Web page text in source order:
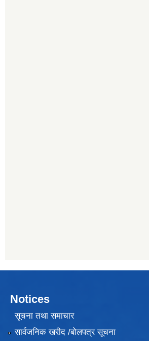
Notices
सूचना तथा समाचार
सार्वजनिक खरीद /बोलपत्र सूचना